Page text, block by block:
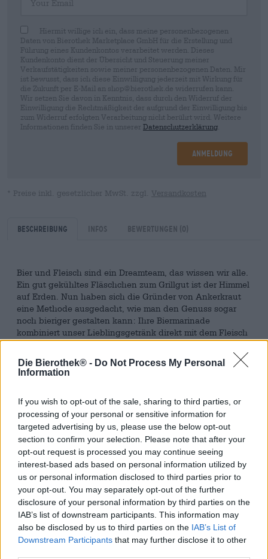
Die Bierothek® - Do Not Process My Personal
Information
If you wish to opt-out of the sale, sharing to third parties, or
processing of your personal or sensitive information for
targeted advertising by us, please use the below opt-out
section to confirm your selection. Please note that after your
opt-out request is processed you may continue seeing
interest-based ads based on personal information utilized by
us or personal information disclosed to third parties prior to
your opt-out. You may separately opt-out of the further
disclosure of your personal information by third parties on the
IAB’s list of downstream participants. This information may
also be disclosed by us to third parties on the IAB’s List of
Downstream Participants that may further disclose it to other
Hiermit willige ich ein, dass meine personenbezogenen
Daten von Bierothek Marketplace GmbH für die Erstellung und
Führung eines Kundenkontos verarbeitet werden. Dieses
Kundenkonto dient der Übersicht und Steuerung meiner
Verkaufstätigkeiten sowie meiner personenbezogenen Daten. Mir
ist bewusst, dass ich diese Einwilligung jederzeit mit Wirkung für
die Zukunft per E-Mail an shop@bierothek.de widerrufen kann.
Wir setzen Sie davon in Kenntnis, dass durch den Widerruf der
Einwilligung die Rechtmäßigkeit der aufgrund der Einwilligung bis
zum Widerruf erfolgten Verarbeitung nicht berührt wird. Weitere
Informationen finden Sie in unserer Datenschutzerklärung
Anmeldung
* Preise inkl. gesetzlicher MwSt. zzgl. Versandkosten
Beschreibung Infos Bewertungen (0)
Bier und Fleisch sind ein Dreamteam, das wissen wir alle.
Ein gut gekühltes Fläschchen zum Grillgut ist der Himmel
auf Erden. Nun haben sich die Gründer von Ankerkraut
eine Methode ausgedacht, wie man den Genuss sogar
noch bieriger gestalten kann: Ihre Biermarinade
kombiniert unser Lieblingsgetränk direkt mit dem Fleisch
und verdoppelt den Biergenuss sozusagen.
Ihre Marinade enthält eine Mischung aus Tomate,
Zwiebel, Knoblauch, Paprika, Pfeffer, Chili sowie
gewisse Extra mit 50ml Bier vermischt. Der Gerstensaft
geht eine geschmackvolle Symbiose mit den Gewürzen
ein und liefert hopfige und malzige Bestandteile. Man
kann das Aroma in gewisser Weise selbst beeinflussen:
Ein malzbetontes Stout oder Porter bringt karamellige
Anklänge ins Spiel, während ein hopfengestopftes IPA
für eine elegante Bittere und saftige Fruchtnoten sorgt.
Für ein Maximum an Geschmack massiert man die
Marinade gefühlvoll ins Grillgut ein und gibt dem gut
gekneteten Produkt ein Weilchen Zeit, damit das Aroma
so richtig gut einziehen kann.
Selbstverständlich kann die Marinade auch zum
Verfeinern von Tofu, Seitan oder Gemüse verwendet